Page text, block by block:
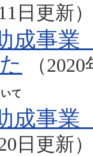
日更新）
成事業
（
て
成事
日更新）